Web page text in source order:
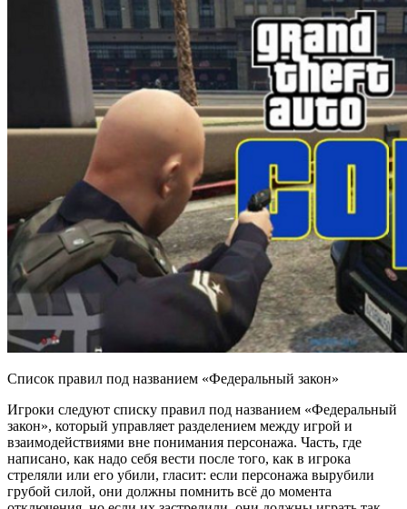
Список правил под названием «Федеральный закон»
Игроки следуют списку правил под названием «Федеральный
закон», который управляет разделением между игрой и
взаимодействиями вне понимания персонажа. Часть, где
написано, как надо себя вести после того, как в игрока
стреляли или его убили, гласит: если персонажа вырубили
грубой силой, они должны помнить всё до момента